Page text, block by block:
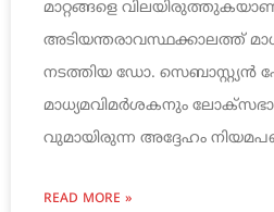
മാറ്റങ്ങളെ
അടിയന്തരാവസ്ഥക്കാലത്ത്
നടത്തിയ ഡോ. സെബാസ്റ്റ്യന്‍
മാധ്യമവിമര്‍ശകനും
വുമായിരുന്ന അദ്ദേഹം
READ MORE »